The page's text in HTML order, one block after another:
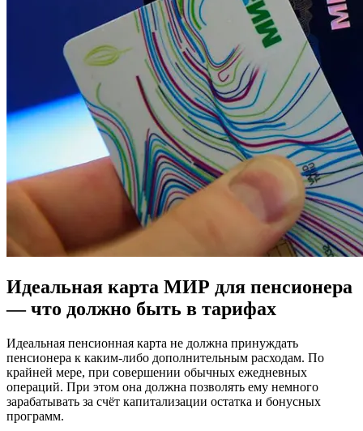
Идеальная карта МИР для пенсионера
— что должно быть в тарифах
Идеальная пенсионная карта не должна принуждать
пенсионера к каким-либо дополнительным расходам. По
крайней мере, при совершении обычных ежедневных
операций. При этом она должна позволять ему немного
зарабатывать за счёт капитализации остатка и бонусных
программ.